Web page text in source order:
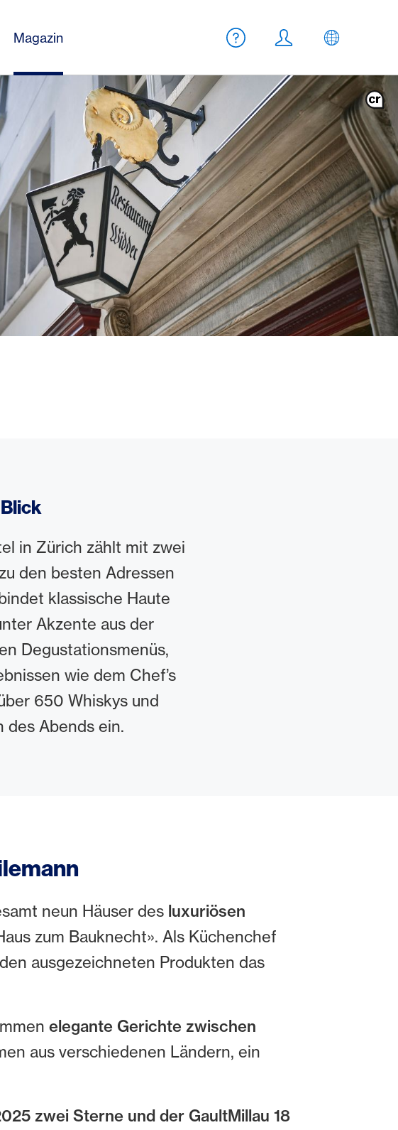
Magazin
Meta Navigation
Hilfe
Login DE
in Zürich zählt mit zwei
den besten Adressen
klassische Haute
Akzente aus der
Degustationsmenüs,
wie dem Chef’s
650 Whiskys und
des Abends ein.
neun Häuser des luxuriösen
zum Bauknecht». Als Küchenchef
ausgezeichneten Produkten das
elegante Gerichte zwischen
aus verschiedenen Ländern, ein
zwei Sterne und der GaultMillau 18